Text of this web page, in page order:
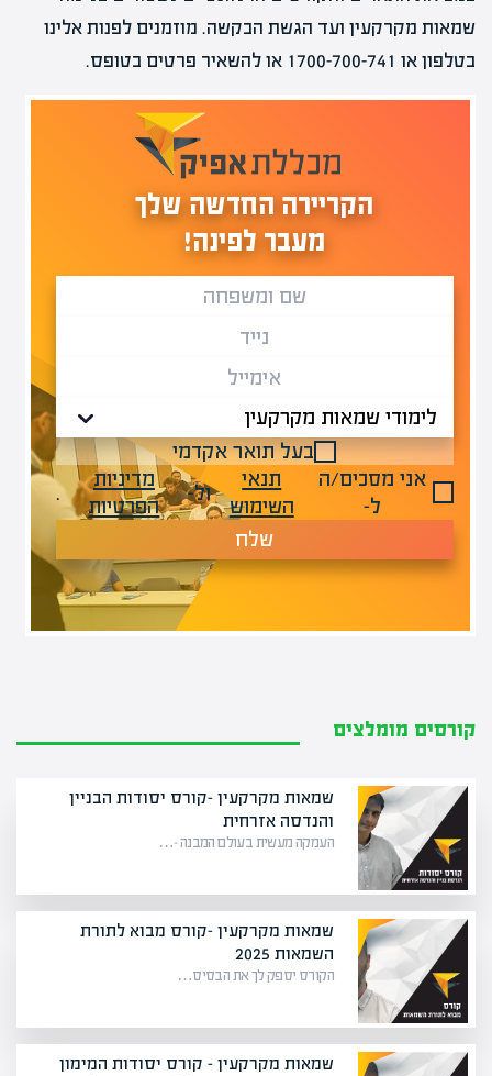
שמאות מקרקעין ועד הגשת הבקשה. מוזמנים לפנות אלינו
בטלפון או 1700-700-741 או להשאיר פרטים בטופס.
הקריירה החדשה שלך
מעבר לפינה!
בעל תואר אקדמי
אני מסכים/ה
ל-
תנאי
השימוש
ול-
מדיניות
הפרטיות
.
שלח
קורסים מומלצים
שמאות מקרקעין -קורס יסודות הבניין
והנדסה אזרחית
העמקה מעשית בעולם המבנה –…
שמאות מקרקעין -קורס מבוא לתורת
השמאות 2025
הקורס יספק לך את הבסיס…
שמאות מקרקעין – קורס יסודות המימון